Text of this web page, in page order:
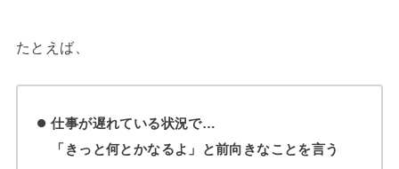
たとえば、
仕事が遅れている状況で…
「きっと何とかなるよ」と前向きなことを言う